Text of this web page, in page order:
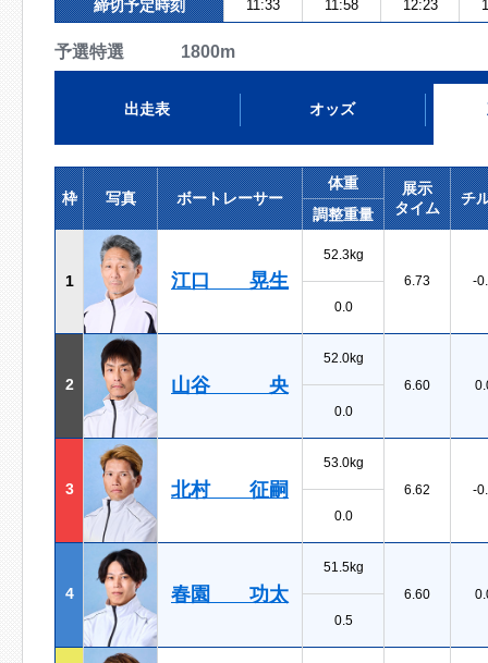
締切予定時刻 11:33 11:58 12:23
予選特選 1800m
出走表 オッズ
枠 写真 ボートレーサー
体重
展示
タイム
チ
調整重量
1 江口 晃生
52.3kg
6.73
-
0.0
2 山谷 央
52.0kg
6.60
0.0
3 北村 征嗣
53.0kg
6.62
-
0.0
4 春園 功太
51.5kg
6.60
0.5